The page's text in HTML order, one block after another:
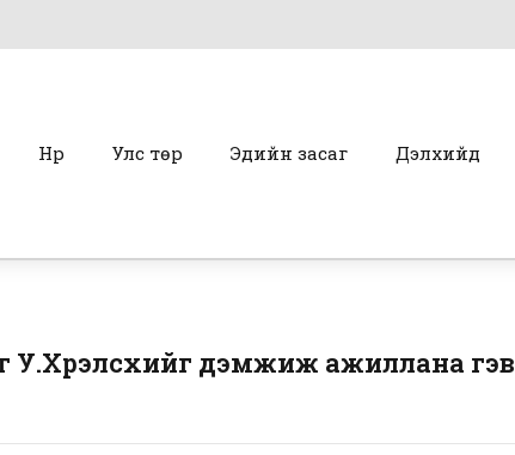
Нүүр Улс төр Эдийн засаг Дэлхийд
дэмжиж ажиллана гэв